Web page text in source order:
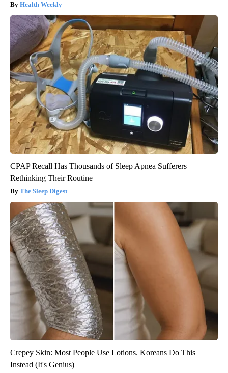
Health Weekly
CPAP Recall Has Thousands of Sleep Apnea Sufferers
Rethinking Their Routine
The Sleep Digest
Crepey Skin: Most People Use Lotions. Koreans Do This
Instead (It's Genius)